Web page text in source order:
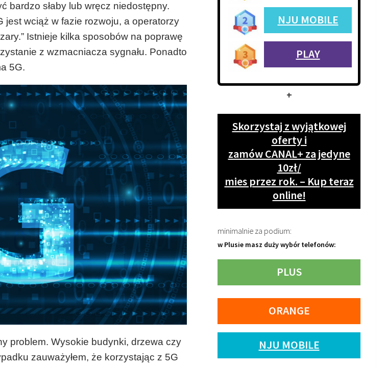
bardzo słaby lub wręcz niedostępny.
jest wciąż w fazie rozwoju, a operatorzy
Istnieje kilka sposobów na poprawę
z wzmacniacza sygnału. Ponadto
5G.
problem. Wysokie budynki, drzewa czy
zauważyłem, że korzystając z 5G
NJU MOBILE
PLAY
+
Skorzystaj z wyjątkowej
oferty i
zamów CANAL+ za jedyne
10zł/
mies przez rok. – Kup teraz
online!
minimalnie za podium:
w Plusie masz duży wybór telefonów:
PLUS
ORANGE
NJU MOBILE